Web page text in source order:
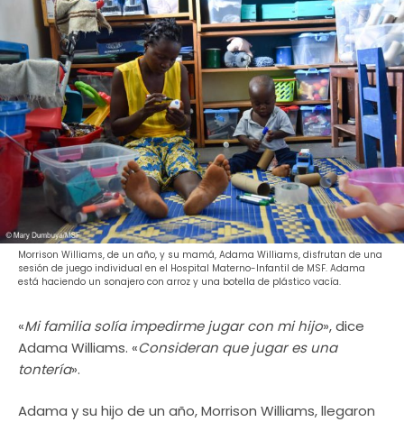
Morrison Williams, de un año, y su mamá, Adama Williams, disfrutan de una
sesión de juego individual en el Hospital Materno-Infantil de MSF. Adama
está haciendo un sonajero con arroz y una botella de plástico vacía.
«Mi familia solía impedirme jugar con mi hijo», dice
Adama Williams. «Consideran que jugar es una
tontería».
Adama y su hijo de un año, Morrison Williams, llegaron